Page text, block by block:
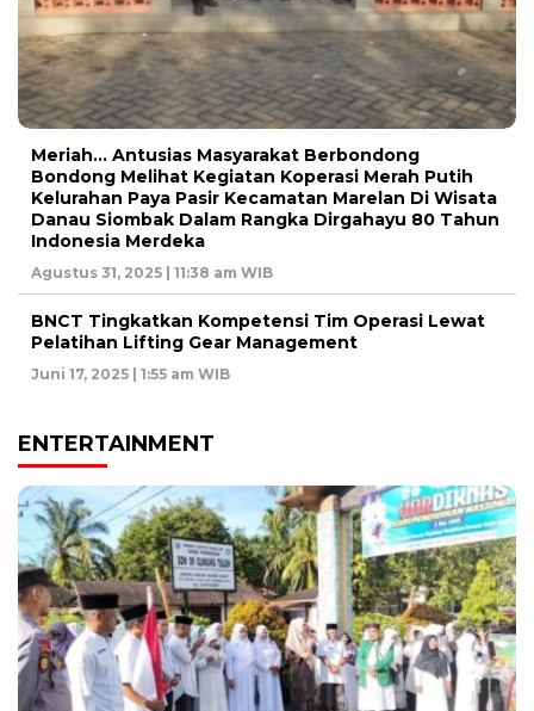
Meriah… Antusias Masyarakat Berbondong
Bondong Melihat Kegiatan Koperasi Merah Putih
Kelurahan Paya Pasir Kecamatan Marelan Di Wisata
Danau Siombak Dalam Rangka Dirgahayu 80 Tahun
Indonesia Merdeka
Agustus 31, 2025 | 11:38 am WIB
BNCT Tingkatkan Kompetensi Tim Operasi Lewat
Pelatihan Lifting Gear Management
Juni 17, 2025 | 1:55 am WIB
ENTERTAINMENT